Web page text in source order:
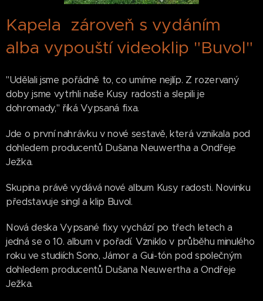
Kapela zároveň s vydáním
alba vypouští videoklip "Buvol"
"Udělali jsme pořádně to, co umíme nejlíp. Z rozervaný
doby jsme vytrhli naše Kusy radosti a slepili je
dohromady," říká Vypsaná fixa.
Jde o první nahrávku v nové sestavě, která vznikala pod
dohledem producentů Dušana Neuwertha a Ondřeje
Ježka.
Skupina právě vydává nové album Kusy radosti. Novinku
představuje singl a klip Buvol.
Nová deska Vypsané fixy vychází po třech letech a
jedná se o 10. album v pořadí. Vzniklo v průběhu minulého
roku ve studiích Sono, Jámor a Gui-tón pod společným
dohledem producentů Dušana Neuwertha a Ondřeje
Ježka.